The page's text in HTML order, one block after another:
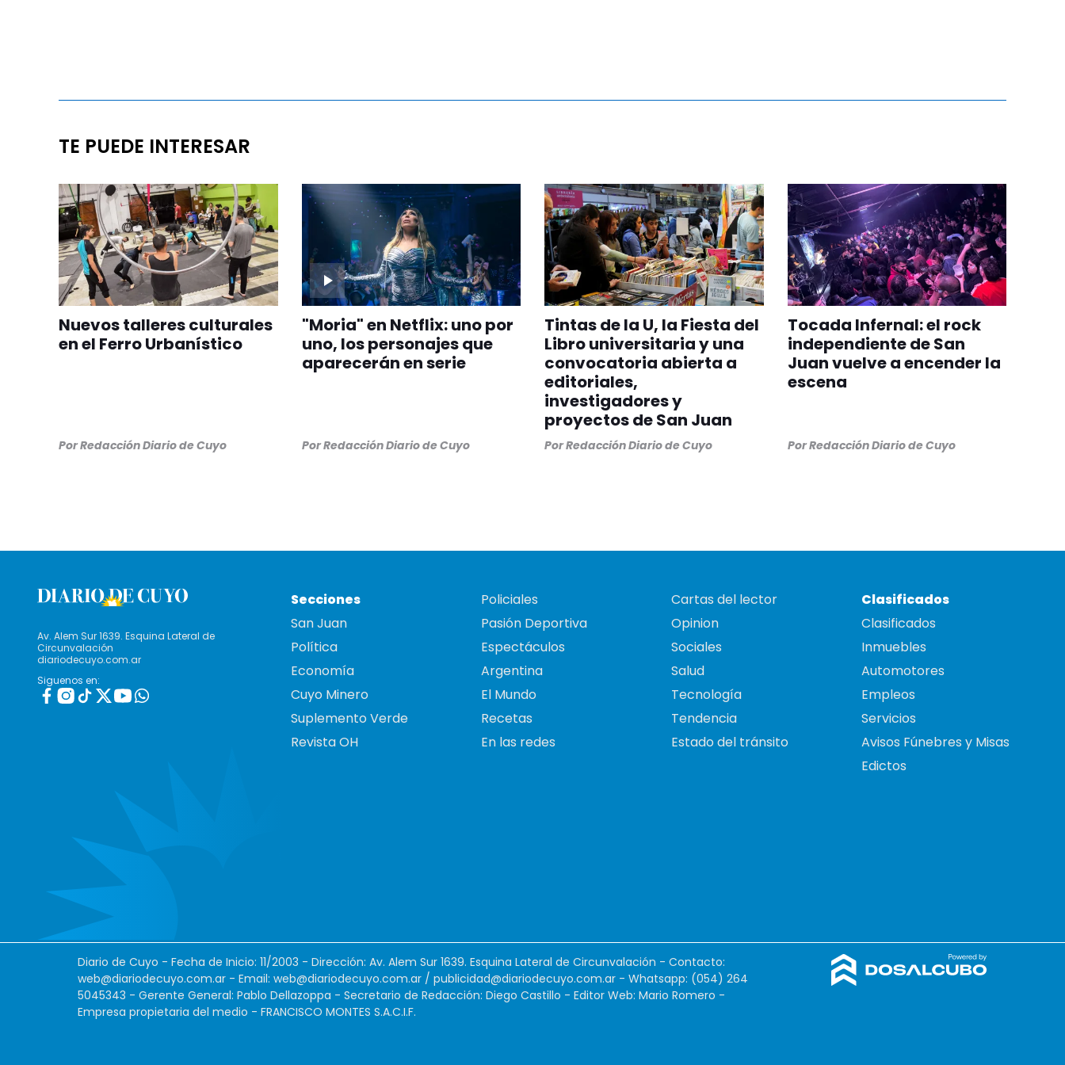
TE PUEDE INTERESAR
Nuevos talleres culturales
en el Ferro Urbanístico
PorRedacción Diario de Cuyo
"Moria" en Netflix: uno por
uno, los personajes que
aparecerán en serie
PorRedacción Diario de Cuyo
Tintas de la U, la Fiesta del
Libro universitaria y una
convocatoria abierta a
editoriales,
investigadores y
proyectos de San Juan
PorRedacción Diario de Cuyo
Tocada Infernal: el rock
independiente de San
Juan vuelve a encender la
escena
PorRedacción Diario de Cuyo
Av. Alem Sur 1639. Esquina Lateral de
Circunvalación
diariodecuyo.com.ar
Siguenos en:
Secciones
San Juan
Política
Economía
Cuyo Minero
Suplemento Verde
Revista OH
Policiales
Pasión Deportiva
Espectáculos
Argentina
El Mundo
Recetas
En las redes
Cartas del lector
Opinion
Sociales
Salud
Tecnología
Tendencia
Estado del tránsito
Clasificados
Clasificados
Inmuebles
Automotores
Empleos
Servicios
Avisos Fúnebres y Misas
Edictos
Diario de Cuyo - Fecha de Inicio: 11/2003 - Dirección: Av. Alem Sur 1639. Esquina Lateral de Circunvalación - Contacto:
web@diariodecuyo.com.ar - Email: web@diariodecuyo.com.ar / publicidad@diariodecuyo.com.ar - Whatsapp: (054) 264
5045343 - Gerente General: Pablo Dellazoppa - Secretario de Redacción: Diego Castillo - Editor Web: Mario Romero -
Empresa propietaria del medio - FRANCISCO MONTES S.A.C.I.F.